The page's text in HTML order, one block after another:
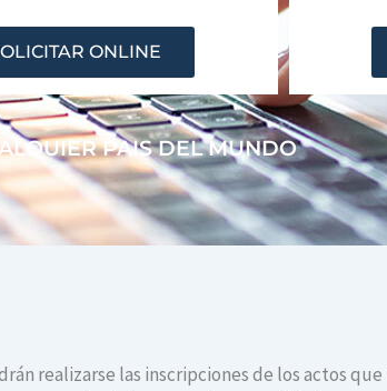
ONLINE
PAIS DEL MUNDO
realizarse las inscripciones de los actos